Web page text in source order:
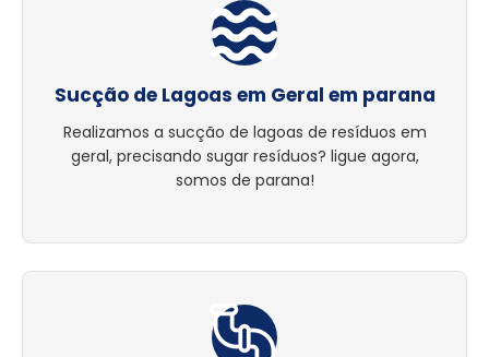
Sucção de Lagoas em Geral em parana
Realizamos a sucção de lagoas de resíduos em
geral, precisando sugar resíduos? ligue agora,
somos de parana!